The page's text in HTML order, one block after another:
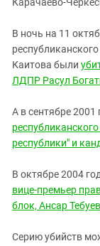
В ночь на 11
Каитова были
ЛДПР Расул
А в сентябре 2001
республики" и
В октябре 2004
вице-премьер
блок, Ансар Тебуев
Серию убийств